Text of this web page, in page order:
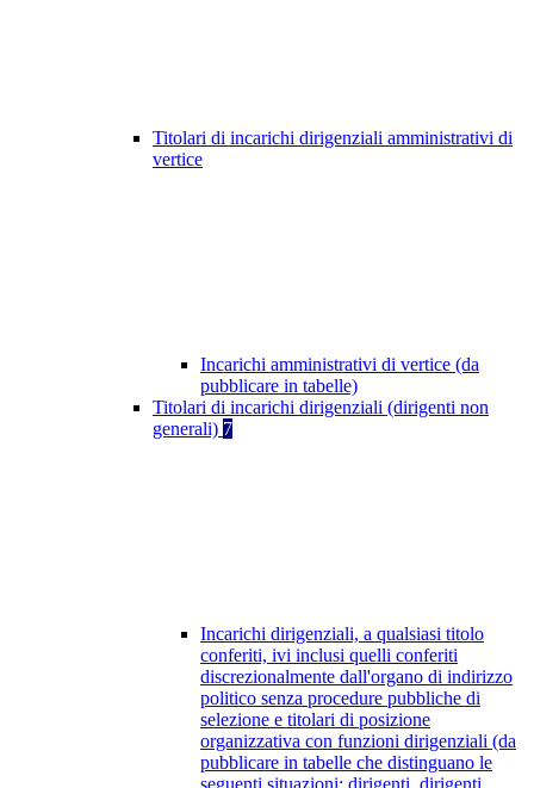
Titolari di incarichi dirigenziali amministrativi di
vertice
Incarichi amministrativi di vertice (da
pubblicare in tabelle)
Titolari di incarichi dirigenziali (dirigenti non
generali) 7
Incarichi dirigenziali, a qualsiasi titolo
conferiti, ivi inclusi quelli conferiti
discrezionalmente dall'organo di indirizzo
politico senza procedure pubbliche di
selezione e titolari di posizione
organizzativa con funzioni dirigenziali (da
pubblicare in tabelle che distinguano le